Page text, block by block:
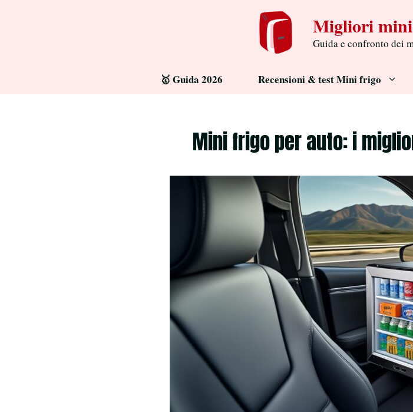
Migliori
Guida e confronto dei
🥇 Guida 2026 Recensioni & test Mini frigo
Mini frigo per auto: i